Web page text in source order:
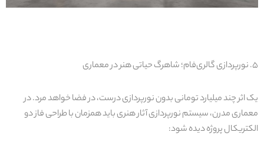
۵.نورپردازی گالری‌فام؛ شاهرگ حیاتی هنر در معماری
یک اثر چند میلیارد تومانی بدون نورپردازی درست، در فضا خواهد مرد. در
معماری مدرن، سیستم نورپردازی آثار هنری باید همزمان با طراحی فاز دو
الکتریکال پروژه دیده شود: